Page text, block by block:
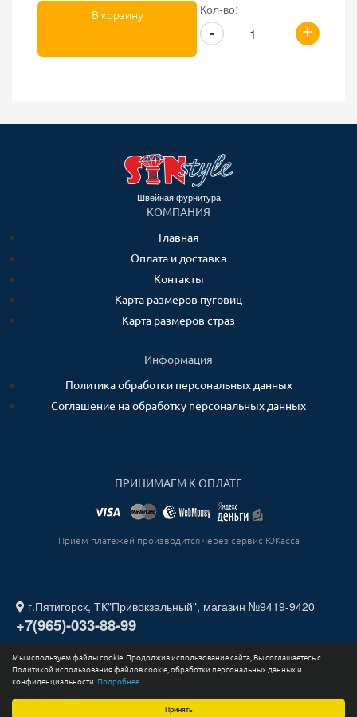
Принять
Мы используем файлы cookie. Продолжив использование сайта, Вы соглашаетесь с
Политикой использования файлов cookie, обработки персональных данных и
конфиденциальности. Подробнее
Кол-во:
+
-
В корзину
Швейная фурнитура
КОМПАНИЯ
Главная
Оплата и доставка
Контакты
Карта размеров пуговиц
Карта размеров страз
Информация
Политика обработки персональных данных
Соглашение на обработку персональных данных
ПРИНИМАЕМ К ОПЛАТЕ
Прием платежей производится через сервис ЮКасса
г.Пятигорск, ТК"Привокзальный", магазин №9419-9420
+7(965)-033-88-99
2026. Все права защищены. ИП СТАДНИЧЕНКО ИГОРЬ
ЮРЬЕВИЧ ИНН 263211730164.